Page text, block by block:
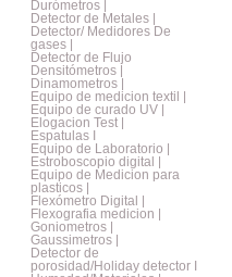
Durómetros |
Detector de Metales |
Detector/ Medidores De
gases |
Detector de Flujo
Densitómetros |
Dinamometros |
Equipo de medicion textil |
Equipo de curado UV |
Elogacion Test |
Espatulas I
Equipo de Laboratorio |
Estroboscopio digital |
Equipo de Medicion para
plasticos |
Flexómetro Digital |
Flexografia medicion |
Goniometros |
Gaussimetros |
Detector de
porosidad/Holiday detector I